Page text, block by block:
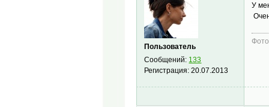
Пользователь
Сообщений: 133
Регистрация:20.07.2013
У